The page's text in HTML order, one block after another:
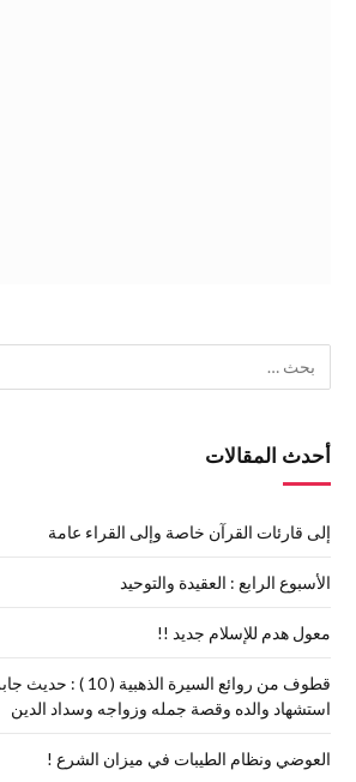
أحدث المقالات
إلى قارئات القرآن خاصة وإلى القراء عامة
الأسبوع الرابع : العقيدة والتوحيد
معول هدم للإسلام جديد !!
قطوف من روائع السيرة
استشهاد والده وقصة جمله وزواجه وسداد الدين
العوضي ونظام الطيبات في ميزان الشرع !